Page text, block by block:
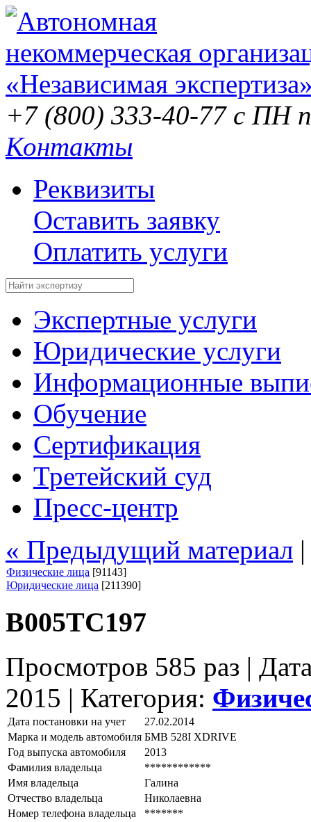
+7 (800) 333-40-77 с ПН
Контакты
Реквизиты
Оставить заявку
Оплатить услуги
Экспертные услуги
Юридические услуги
Информационные
Обучение
Сертификация
Третейский суд
Пресс-центр
« Предыдущий материал
Физические лица [91143]
Юридические лица [211390]
В005ТС197
Просмотров 585 раз |
2015 | Категория:
Дата постановки на учет
27.02.2014
Марка и модель автомобиля БМВ 528I ХDRIVЕ
Год выпуска автомобиля
2013
Фамилия владельца
************
Имя владельца
Галина
Отчество владельца
Николаевна
Номер телефона владельца
*******